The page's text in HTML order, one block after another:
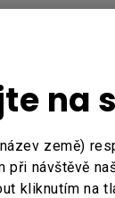
na
země)
při návštěvě
kliknutím na
Ano